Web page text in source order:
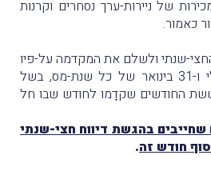
של ניירות-ערך נסחרים וקרנות
כאמור.
שנתי ולשלם את המקדמה על-פיו
נקבעה למועדים 31 ביולי ו-31 בינואר של כל שנת-מס, בשל
החודשים שקדָמו לחודש שבו חל
בהגשת דיווח חצי-שנתי
חודש זה.